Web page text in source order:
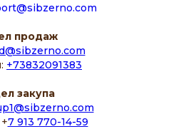
продаж
: +73832091383
закупа
7 913 770-14-59